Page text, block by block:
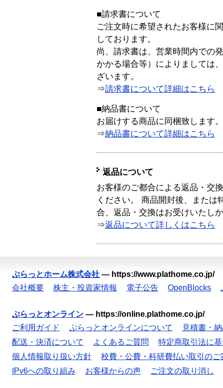
■請求書について
ご注文時に希望されたお客様に
しております。
尚、請求書は、営業時間内での
かかる場合等）によりましては
ざいます。
⇒請求書について詳細はこちら
■納品書について
お届けする商品に同梱致します。
⇒納品書について詳細はこちら
返品について
お客様のご都合による返品・交
ください。 商品開封後、または
合、返品・交換はお受けいたし
⇒返品について詳しくはこちら
ぷらっとホーム株式会社 — https://www.plathome.co.jp/
会社概要
株主・投資家情報 電子公告 OpenBlocks
ぷらっとオンライン — https://online.plathome.co.jp/
ご利用ガイド
ぷらっとオンラインについて
見積書・
配送・決済について
よくあるご質問
特定商取引法に
個人情報取り扱い方針
校費・公費・科研費払い取引のご
IPv6への取り組み
お客様からの声 ご注文の取り消し